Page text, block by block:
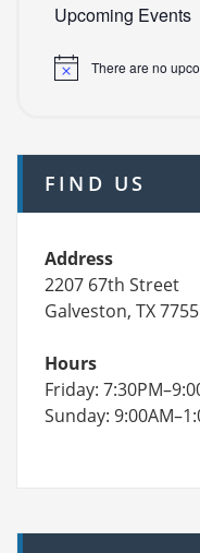
Upcoming Events
There are no
FIND US
Address
2207 67th Street
Galveston, TX
Hours
Friday:
Sunday: